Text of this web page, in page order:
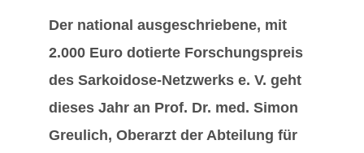
Der national ausgeschriebene, mit
2.000 Euro dotierte Forschungspreis
des Sarkoidose-Netzwerks e. V. geht
dieses Jahr an Prof. Dr. med. Simon
Greulich, Oberarzt der Abteilung für